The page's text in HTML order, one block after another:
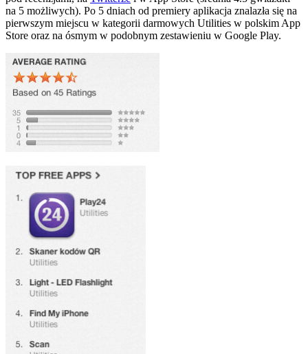
na 5 możliwych). Po 5 dniach od premiery aplikacja znalazła się na
pierwszym miejscu w kategorii darmowych Utilities w polskim App
Store oraz na ósmym w podobnym zestawieniu w Google Play.